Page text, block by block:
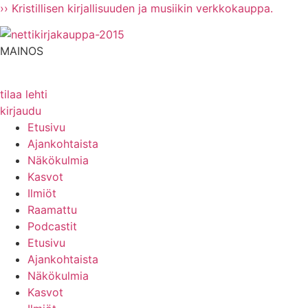
Mene
sisältöön
›› Kristillisen kirjallisuuden ja musiikin verkkokauppa.
MAINOS
tilaa lehti
kirjaudu
Etusivu
Ajankohtaista
Näkökulmia
Kasvot
Ilmiöt
Raamattu
Podcastit
Etusivu
Ajankohtaista
Näkökulmia
Kasvot